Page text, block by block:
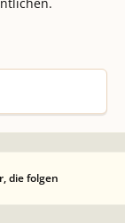
die folgen